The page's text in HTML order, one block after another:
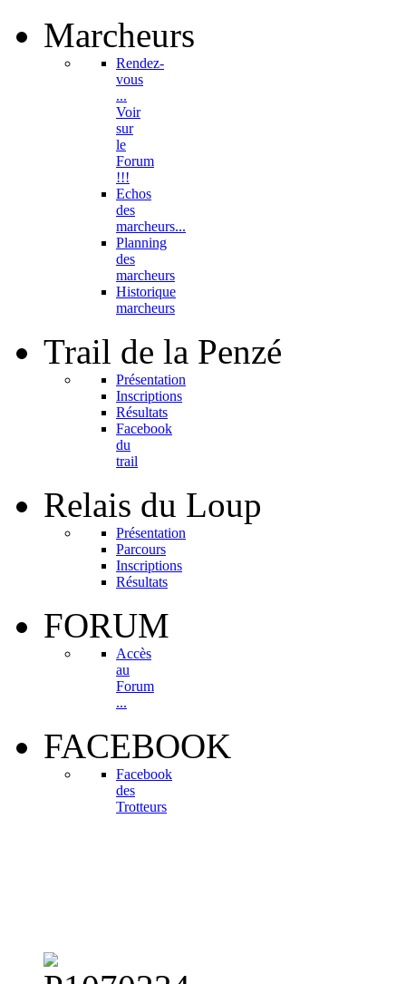
Marcheurs
Rendez-
vous
...
Voir
sur
le
Forum
!!!
Echos
des
marcheurs...
Planning
des
marcheurs
Historique
marcheurs
Trail de la Penzé
Présentation
Inscriptions
Résultats
Facebook
du
trail
Relais du Loup
Présentation
Parcours
Inscriptions
Résultats
FORUM
Accès
au
Forum
...
FACEBOOK
Facebook
des
Trotteurs